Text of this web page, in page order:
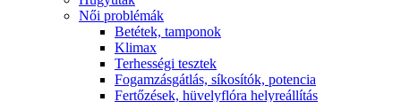
Női problémák
Betétek, tamponok
Klimax
Terhességi tesztek
Fogamzásgátlás, síkosítók, potencia
Fertőzések, hüvelyflóra helyreállítás